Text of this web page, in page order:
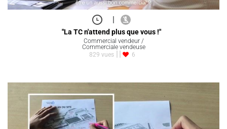
|
"La TC n'attend plus que vous !"
Commercial vendeur /
Commerciale vendeuse
829 vues
6